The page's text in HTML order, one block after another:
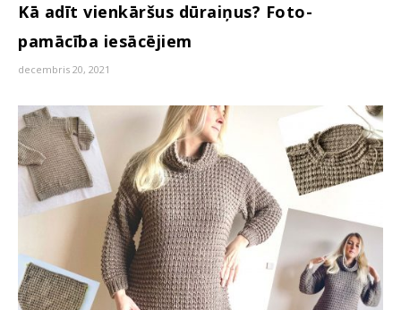
Kā adīt vienkāršus dūraiņus? Foto-
pamācība iesācējiem
decembris 20, 2021